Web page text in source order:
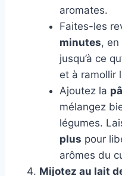
aromates.
Faites-les
minutes, en
jusqu’à ce
et à ramollir
Ajoutez la
mélangez
légumes.
plus pour
arômes du
Mijotez au lait